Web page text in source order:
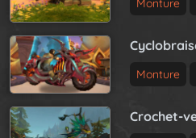
Monture
Monture
Crochet-